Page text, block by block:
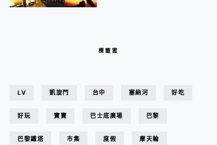
標籤雲
LV 凱旋門 台中 塞納河 好吃
好玩 寶寶 巴士底廣場 巴黎
巴黎鐵塔 市集 度假 摩天輪